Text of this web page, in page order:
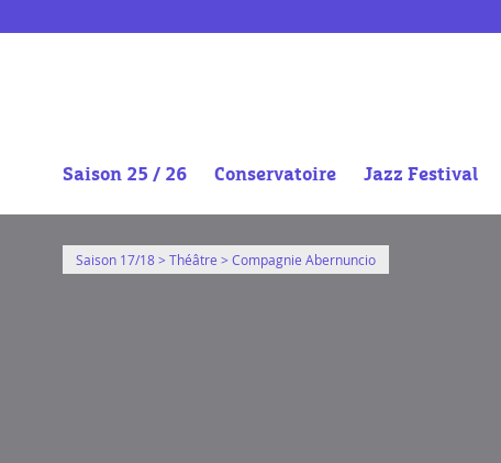
Saison 25 / 26 Conservatoire Jazz Festival
Saison 17/18> Théâtre > Compagnie Abernuncio